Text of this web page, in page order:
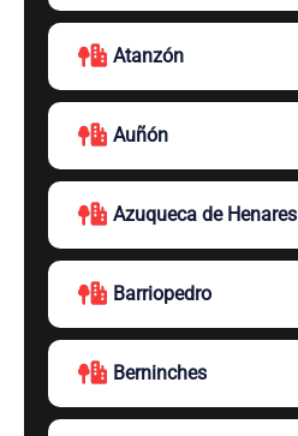
Atanzón
Auñón
Azuqueca de Henares
Barriopedro
Berninches